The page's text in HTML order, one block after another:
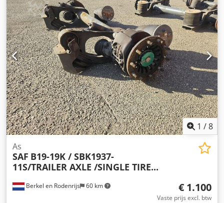
1 /8
Berkel en Rodenrijs 60 km
As
SAF B19-19K / SBK1937-
11S/TRAILER AXLE /SINGLE TIRE...
€ 1.100
Vaste prijs excl. btw